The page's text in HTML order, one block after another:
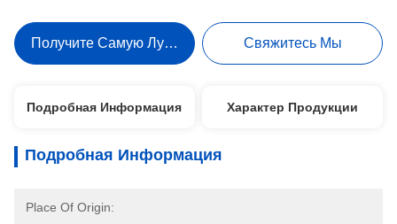
Получите Самую Лучшую Цену Свяжитесь Мы
Подробная Информация Характер Продукции
Подробная Информация
Place Of Origin: